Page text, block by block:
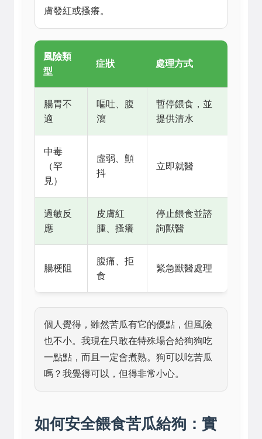
膚發紅或搔癢。
風險類
型
症狀 處理方式
腸胃不
適
嘔吐、腹
瀉
暫停餵食，並
提供清水
中毒
（罕
見）
虛弱、顫
抖
立即就醫
過敏反
應
皮膚紅
腫、搔癢
停止餵食並諮
詢獸醫
腸梗阻
腹痛、拒
食
緊急獸醫處理
個人覺得，雖然苦瓜有它的優點，但風險
也不小。我現在只敢在特殊場合給狗狗吃
一點點，而且一定會煮熟。狗可以吃苦瓜
嗎？我覺得可以，但得非常小心。
如何安全餵食苦瓜給狗：實